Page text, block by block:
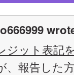
ジット表記
、報告した